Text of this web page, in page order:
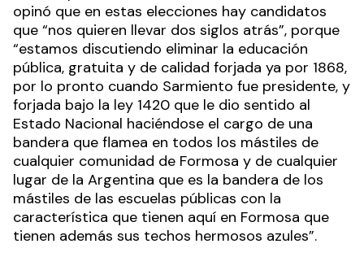
opinó que en estas elecciones hay candidatos
que “nos quieren llevar dos siglos atrás”, porque
“estamos discutiendo eliminar la educación
pública, gratuita y de calidad forjada ya por 1868,
por lo pronto cuando Sarmiento fue presidente, y
forjada bajo la ley 1420 que le dio sentido al
Estado Nacional haciéndose el cargo de una
bandera que flamea en todos los mástiles de
cualquier comunidad de Formosa y de cualquier
lugar de la Argentina que es la bandera de los
mástiles de las escuelas públicas con la
característica que tienen aquí en Formosa que
tienen además sus techos hermosos azules”.